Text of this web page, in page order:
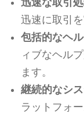
迅速に取引を
包括的なヘ
ィブなヘル
ます。
継続的なシ
ラットフォ